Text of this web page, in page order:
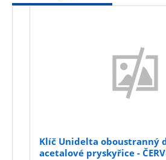
Klíč Unidelta oboustranný
acetalové pryskyřice -